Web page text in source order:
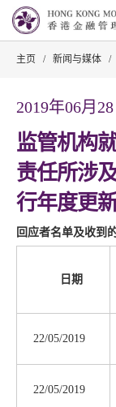
主页 / 新闻与媒体 /
2019年06月28
监管机构
责任所涉
行年度更
回应者名单及收到
日期
22/05/2019
22/05/2019